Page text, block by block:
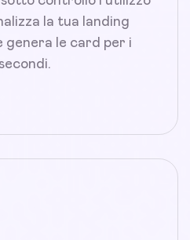
la tua landing
genera le card per i